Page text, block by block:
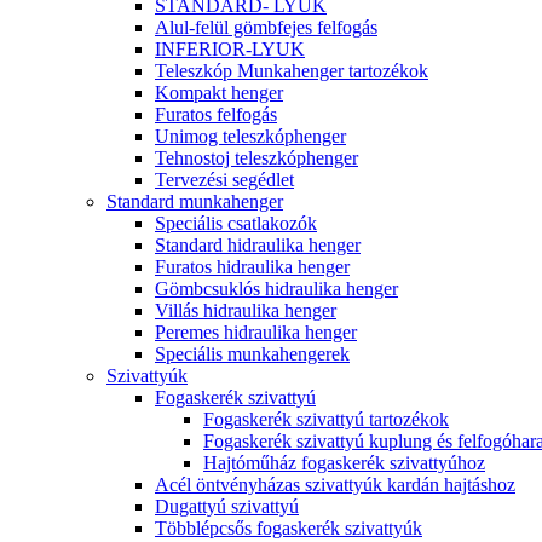
STANDARD- LYUK
Alul-felül gömbfejes felfogás
INFERIOR-LYUK
Teleszkóp Munkahenger tartozékok
Kompakt henger
Furatos felfogás
Unimog teleszkóphenger
Tehnostoj teleszkóphenger
Tervezési segédlet
Standard munkahenger
Speciális csatlakozók
Standard hidraulika henger
Furatos hidraulika henger
Gömbcsuklós hidraulika henger
Villás hidraulika henger
Peremes hidraulika henger
Speciális munkahengerek
Szivattyúk
Fogaskerék szivattyú
Fogaskerék szivattyú tartozékok
Fogaskerék szivattyú kuplung és
Hajtóműház fogaskerék szivattyúhoz
Acél öntvényházas szivattyúk kardán hajtáshoz
Dugattyú szivattyú
Többlépcsős fogaskerék szivattyúk